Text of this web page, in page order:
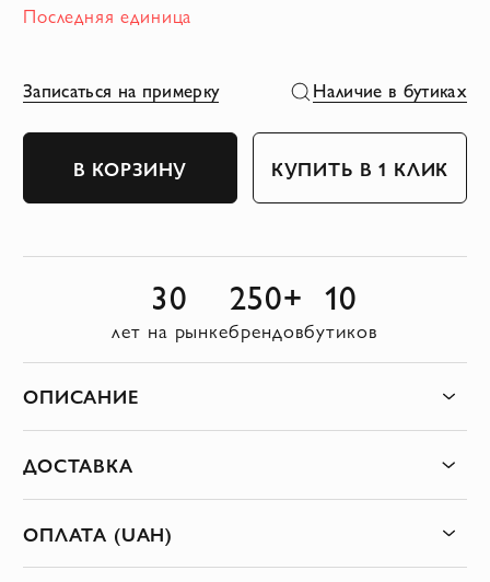
Последняя единица
Записаться на примерку Наличие в бутиках
В КОРЗИНУ КУПИТЬ В 1 КЛИК
30
лет на рынке
250+
брендов
10
бутиков
ОПИСАНИЕ
ДОСТАВКА
ОПЛАТА (UAH)